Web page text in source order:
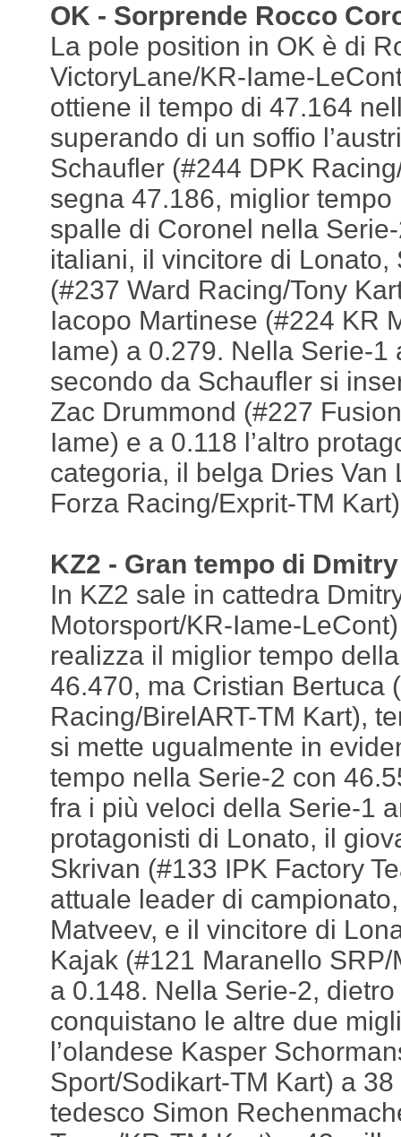
OK - Sorprende Rocco
La pole position in OK è di
VictoryLane/KR-Iame-
ottiene il tempo di 47.164
superando di un soffio
Schaufler (#244 DPK
segna 47.186, miglior
spalle di Coronel nella
italiani, il vincitore di Lonato,
(#237 Ward Racing/Tony
Iacopo Martinese (#224 KR
Iame) a 0.279. Nella Serie-1
secondo da Schaufler si
Zac Drummond (#227
Iame) e a 0.118 l’altro
categoria, il belga Dries Van
Forza Racing/Exprit-TM
KZ2 - Gran tempo di
In KZ2 sale in cattedra
Motorsport/KR-Iame-
realizza il miglior tempo
46.470, ma Cristian Bertuca
Racing/BirelART-TM Kart),
si mette ugualmente in
tempo nella Serie-2 con
fra i più veloci della Serie-1
protagonisti di Lonato, il
Skrivan (#133 IPK Factory
attuale leader di
Matveev, e il vincitore di
Kajak (#121 Maranello
a 0.148. Nella Serie-2,
conquistano le altre due
l’olandese Kasper
Sport/Sodikart-TM Kart) a
tedesco Simon